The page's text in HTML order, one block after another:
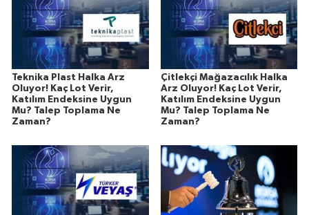
Teknika Plast Halka Arz
Oluyor! Kaç Lot Verir,
Katılım Endeksine Uygun
Mu? Talep Toplama Ne
Zaman?
Çitlekçi Mağazacılık Halka
Arz Oluyor! Kaç Lot Verir,
Katılım Endeksine Uygun
Mu? Talep Toplama Ne
Zaman?